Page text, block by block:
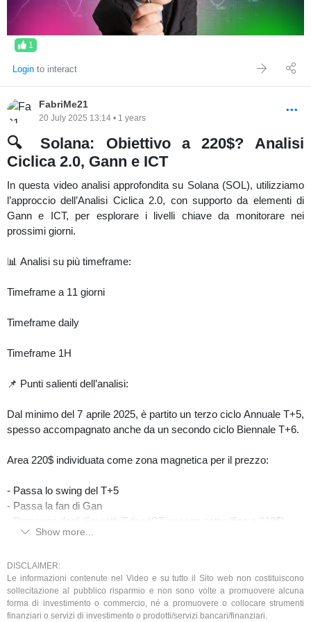
1
Login to interact
FabriMe21
20 July 2025 13:14 • 1 years
🔍 Solana: Obiettivo a 220$? Analisi
Ciclica 2.0, Gann e ICT
In questa video analisi approfondita su Solana (SOL), utilizziamo
l’approccio dell’Analisi Ciclica 2.0, con supporto da elementi di
Gann e ICT, per esplorare i livelli chiave da monitorare nei
prossimi giorni.
📊 Analisi su più timeframe:
Timeframe a 11 giorni
Timeframe daily
Timeframe 1H
📌 Punti salienti dell’analisi:
Dal minimo del 7 aprile 2025, è partito un terzo ciclo Annuale T+5,
spesso accompagnato anche da un secondo ciclo Biennale T+6.
Area 220$ individuata come zona magnetica per il prezzo:
- Passa lo swing del T+5
- Passa la fan di Gan
- Presenza degli Smooth Edge ICT appena sotto (fino a 210$)
trimestrale inverso e si hanno buone probabilità di superare quel
massimo vincolandolo al ribasso.
Lato indice, confermata la partenza di un ciclo trimestrale T+3 dal
Show more...
DISCLAIMER:
Le informazioni contenute nel Video e su tutto il Sito web non costituiscono
sollecitazione al pubblico risparmio e non sono volte a promuovere alcuna
forma di investimento o commercio, né a promuovere o collocare strumenti
finanziari o servizi di investimento o prodotti/servizi bancari/finanziari.